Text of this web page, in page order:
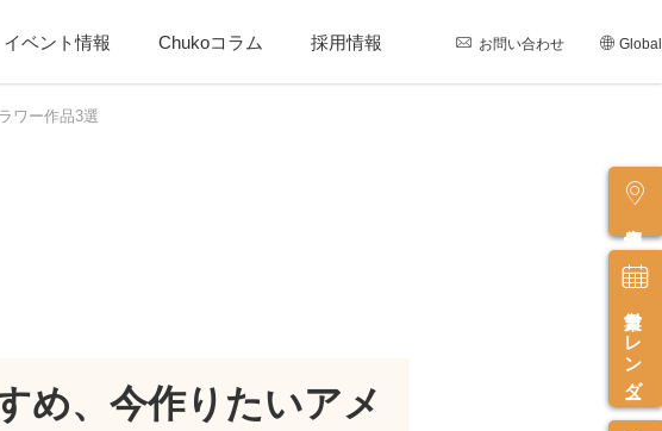
イベント情報 Chukoコラム 採用情報 お問い合わせ Global
営業カレンダー
ワー作品3選
め、今作りたいアメ